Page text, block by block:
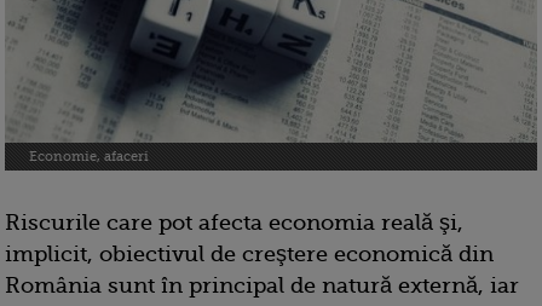
Economie, afaceri
Riscurile care pot afecta economia reală şi,
implicit, obiectivul de creştere economică din
România sunt în principal de natură externă, iar